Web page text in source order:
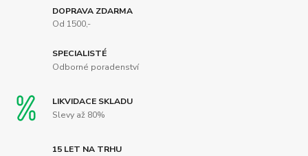
DOPRAVA ZDARMA
Od 1500,-
SPECIALISTÉ
Odborné poradenství
LIKVIDACE SKLADU
Slevy až 80%
15 LET NA TRHU